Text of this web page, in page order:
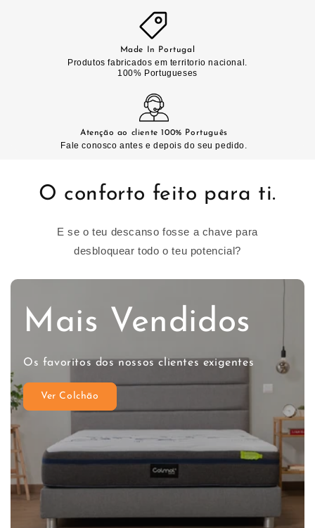
Made In Portugal
Produtos fabricados em territorio nacional.
100% Portugueses
Atenção ao cliente 100% Português
Fale conosco antes e depois do seu pedido.
O conforto feito para ti.
E se o teu descanso fosse a chave para
desbloquear todo o teu potencial?
Mais Vendidos
Os favoritos dos nossos clientes exigentes
Ver Colchão